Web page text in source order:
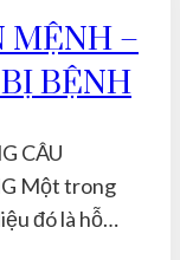
MỆNH –
BỆNH
CÂU
Một trong
đó là hỗ…